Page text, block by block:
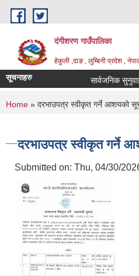
Skip to main content
दंगीशरण गाउँपालिका
हेकुली ,दाङ , लुम्बिनी प्रदेश ,
सूचनाहरु सार्वजनिक
You are here
Home » दरभाउपत्र स्वीकृत गर्ने आशयको
दरभाउपत्र स्वीकृत गर्ने
Submitted on: Thu, 04/30/